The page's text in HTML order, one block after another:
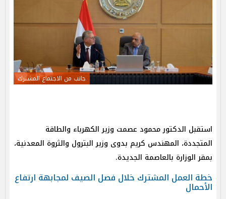
جانب من الاجتماع المشترك
استقبل الدكتور محمود عصمت وزير الكهرباء والطاقة
المتجددة، المهندس كريم بدوى وزير البترول والثروة المعدنية،
بمقر الوزارة بالعاصمة الجديدة.
خطة العمل المشترك خلال فصل الصيف لمجابهة ارتفاع
الأحمال